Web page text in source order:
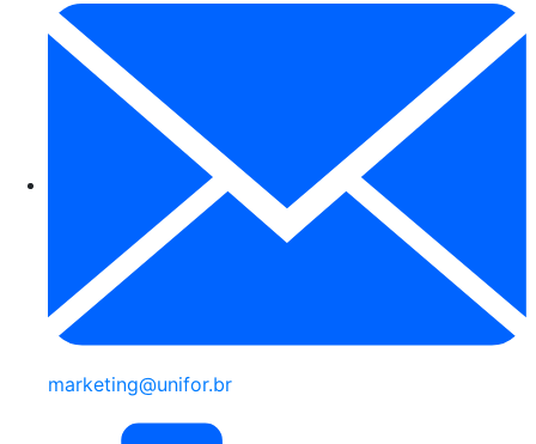
marketing@unifor.br